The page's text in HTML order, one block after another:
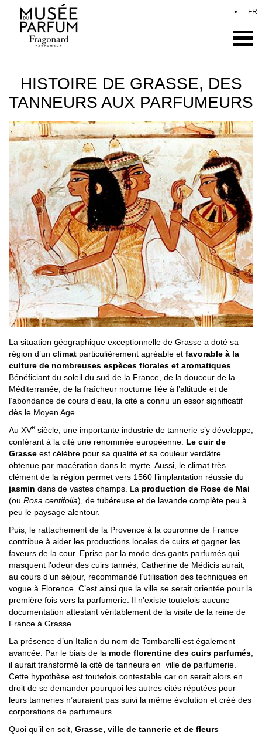
HISTOIRE DE GRASSE, DES
TANNEURS AUX PARFUMEURS
La situation géographique exceptionnelle de Grasse a doté sa
région d’un climat particulièrement agréable et favorable à la
culture de nombreuses espèces florales et aromatiques
Bénéficiant du soleil du sud de la France, de la douceur de la
Méditerranée, de la fraîcheur nocturne liée à l’altitude et de
l’abondance de cours d’eau, la cité a connu un essor significatif
dès le Moyen Age.
Au XVe siècle, une importante industrie de tannerie s’y développe,
conférant à la cité une renommée européenne. Le cuir de
Grasse est célèbre pour sa qualité et sa couleur verdâtre
obtenue par macération dans le myrte. Aussi, le climat très
clément de la région permet vers 1560 l’implantation réussie du
jasmin dans de vastes champs. La production de Rose de Mai
(ou Rosa centifolia), de tubéreuse et de lavande complète peu à
peu le paysage alentour.
Puis, le rattachement de la Provence à la couronne de France
contribue à aider les productions locales de cuirs et gagner les
faveurs de la cour. Eprise par la mode des gants parfumés qui
masquent l’odeur des cuirs tannés, Catherine de Médicis aurait,
au cours d’un séjour, recommandé l’utilisation des techniques en
vogue à Florence. C’est ainsi que la ville se serait orientée pour la
première fois vers la parfumerie. Il n’existe toutefois aucune
documentation attestant véritablement de la visite de la reine de
France à Grasse.
La présence d’un Italien du nom de Tombarelli est également
avancée. Par le biais de la mode florentine des cuirs parfumés
il aurait transformé la cité de tanneurs en ville de parfumerie.
Cette hypothèse est toutefois contestable car on serait alors en
droit de se demander pourquoi les autres cités réputées pour
leurs tanneries n’auraient pas suivi la même évolution et créé des
corporations de parfumeurs.
Quoi qu’il en soit, Grasse, ville de tannerie et de fleurs